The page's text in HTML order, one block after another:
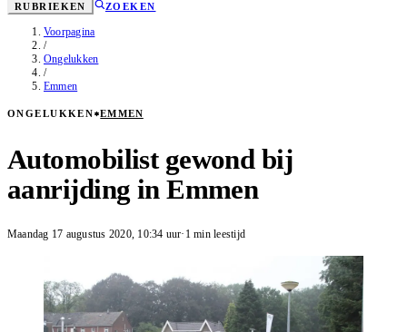
RUBRIEKEN ZOEKEN
Voorpagina
/
Ongelukken
/
Emmen
ONGELUKKEN EMMEN
Automobilist gewond bij
aanrijding in Emmen
Maandag 17 augustus 2020, 10:34 uur· 1 min leestijd